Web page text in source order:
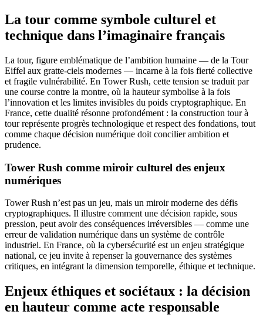
La tour comme symbole culturel et
technique dans l’imaginaire français
La tour, figure emblématique de l’ambition humaine — de la Tour
Eiffel aux gratte-ciels modernes — incarne à la fois fierté collective
et fragile vulnérabilité. En Tower Rush, cette tension se traduit par
une course contre la montre, où la hauteur symbolise à la fois
l’innovation et les limites invisibles du poids cryptographique. En
France, cette dualité résonne profondément : la construction tour à
tour représente progrès technologique et respect des fondations, tout
comme chaque décision numérique doit concilier ambition et
prudence.
Tower Rush comme miroir culturel des enjeux
numériques
Tower Rush n’est pas un jeu, mais un miroir moderne des défis
cryptographiques. Il illustre comment une décision rapide, sous
pression, peut avoir des conséquences irréversibles — comme une
erreur de validation numérique dans un système de contrôle
industriel. En France, où la cybersécurité est un enjeu stratégique
national, ce jeu invite à repenser la gouvernance des systèmes
critiques, en intégrant la dimension temporelle, éthique et technique.
Enjeux éthiques et sociétaux : la décision
en hauteur comme acte responsable